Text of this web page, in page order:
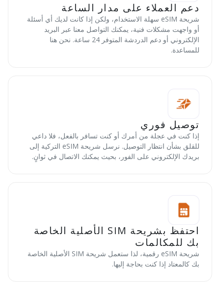
دعم العملاء على مدار الساعة
شريحة eSIM سهلة الاستخدام، ولكن إذا كانت لديك أي أسئلة
أو واجهت مشكلات فنية، يمكنك التواصل معنا عبر البريد
الإلكتروني أو دعم الدردشة المتوفر 24 ساعة. نحن هنا
للمساعدة.
توصيل فوري
إذا كنت في عجلة من أمرك أو كنت تسافر بالفعل، فلا داعي
للقلق بشأن انتظار التوصيل. نرسل شريحة eSIM التركية إلى
بريدك الإلكتروني على الفور، بحيث يمكنك الاتصال في ثوانٍ.
احتفظ بشريحة SIM الأصلية الخاصة
بك للمكالمات
شريحة eSIM رقمية، لذا ستعمل شريحة SIM الأصلية الخاصة
بك كالمعتاد إذا كنت بحاجة إليها.